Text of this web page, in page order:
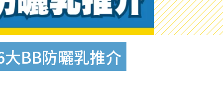
BB防曬乳推介